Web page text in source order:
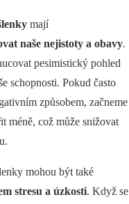
mají
naše nejistoty a obavy.
pesimistický pohled
schopnosti. Pokud často
způsobem, začneme
méně, což může snižovat
mohou být také
stresu a úzkosti. Když se